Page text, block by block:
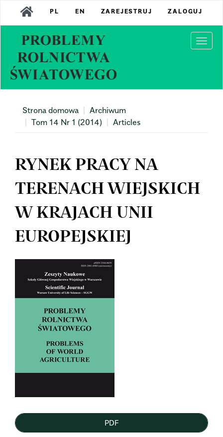
Main
Navigation
Content
Sidebar
PL EN ZAREJESTRUJ ZALOGUJ
Strona domowa
Archiwum
Tom 14 Nr 1 (2014)
Articles
RYNEK PRACY NA
TERENACH WIEJSKICH
W KRAJACH UNII
EUROPEJSKIEJ
Article
Sidebar
PDF